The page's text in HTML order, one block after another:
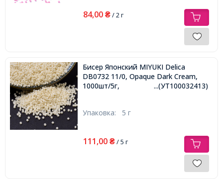
84,00 ₴/ 2 г
Бисер Японский MIYUKI Delica
DB0732 11/0, Opaque Dark Cream,
1000шт/5г,
...(УТ100032413)
Упаковка: 5 г
111,00 ₴/ 5 г